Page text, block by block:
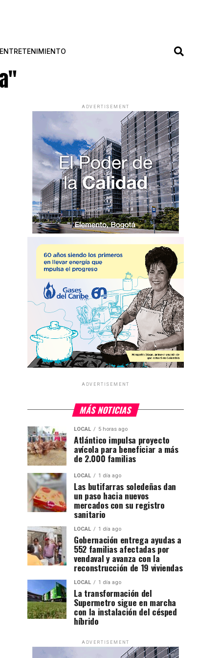
ENTRETENIMIENTO
ADVERTISEMENT
ADVERTISEMENT
MÁS NOTICIAS
LOCAL 5 horas ago
Atlántico impulsa proyecto
avícola para beneficiar a más
de 2.000 familias
LOCAL 1 día ago
Las butifarras soledeñas dan
un paso hacia nuevos
mercados con su registro
sanitario
LOCAL 1 día ago
Gobernación entrega ayudas a
552 familias afectadas por
vendaval y avanza con la
reconstrucción de 19 viviendas
LOCAL 1 día ago
La transformación del
Supermetro sigue en marcha
con la instalación del césped
híbrido
ADVERTISEMENT